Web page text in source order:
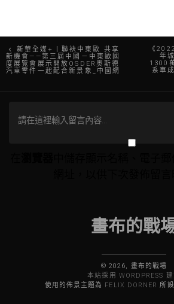
文
章
覽
新華全媒+丨聯袂中東歐 共享
新機會——第三屆中國－中東歐國
度展覽會展示開放OSDER奧斯德
汽車零件一起配合新景象_中國網
《
年
1300
系車
畫布的戰
© 2026, 畫布的戰場
本站採用 WORDPRESS 建
使用的佈景主題為 FELIX DORNER 所